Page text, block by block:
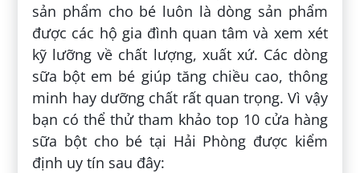
sản phẩm cho bé luôn là dòng sản phẩm
được các hộ gia đình quan tâm và xem xét
kỹ lưỡng về chất lượng, xuất xứ. Các dòng
sữa bột em bé giúp tăng chiều cao, thông
minh hay dưỡng chất rất quan trọng. Vì vậy
bạn có thể thử tham khảo top 10 cửa hàng
sữa bột cho bé tại Hải Phòng được kiểm
định uy tín sau đây: